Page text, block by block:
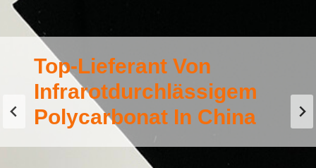
Top-Lieferant Von
Infrarotdurchlässigem
Polycarbonat In China